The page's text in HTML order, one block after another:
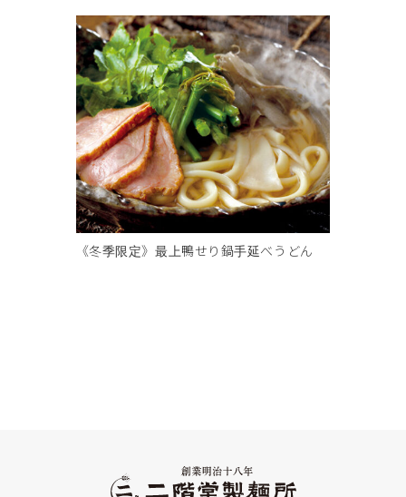
《冬季限定》最上鴨せり鍋手延べうどん